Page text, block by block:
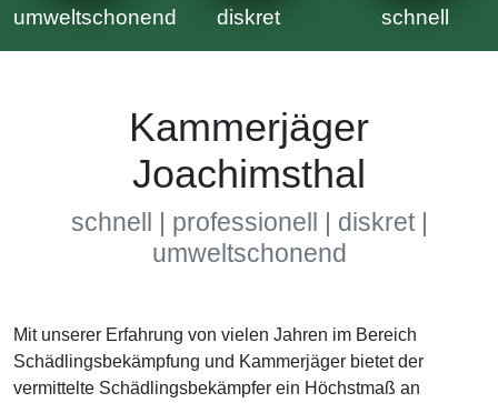
umweltschonend diskret schnell
Kammerjäger
Joachimsthal
schnell | professionell | diskret |
umweltschonend
Mit unserer Erfahrung von vielen Jahren im Bereich
Schädlingsbekämpfung und Kammerjäger bietet der
vermittelte Schädlingsbekämpfer ein Höchstmaß an